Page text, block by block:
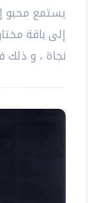
إلى باقة
نجاة ، و ذلك